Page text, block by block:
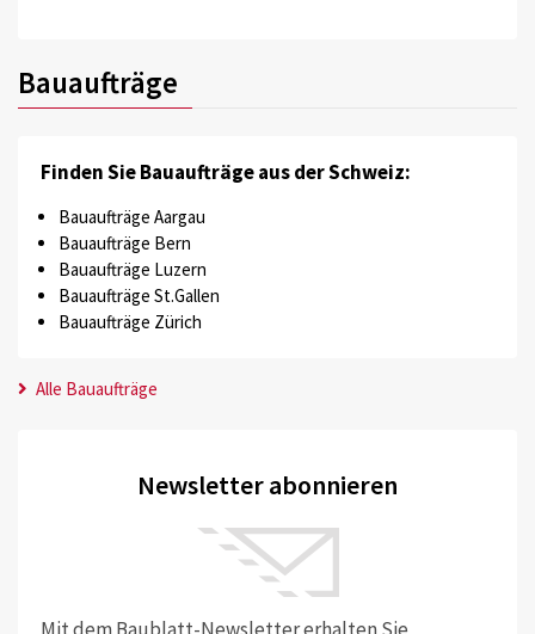
Bauaufträge
Finden Sie Bauaufträge aus der Schweiz:
Bauaufträge Aargau
Bauaufträge Bern
Bauaufträge Luzern
Bauaufträge St.Gallen
Bauaufträge Zürich
Alle Bauaufträge
Newsletter abonnieren